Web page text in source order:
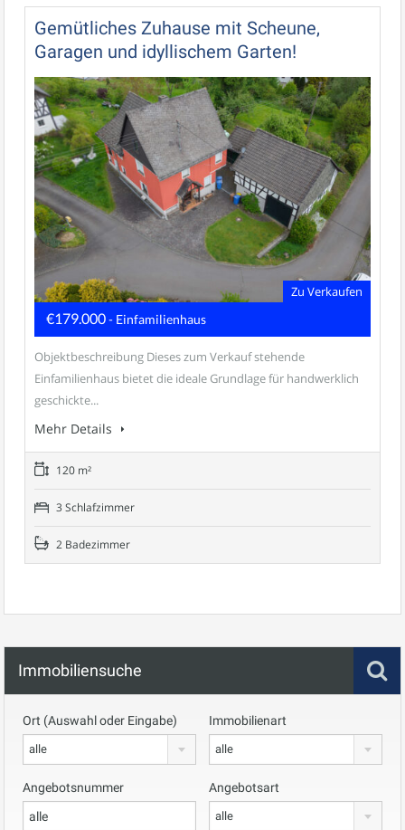
Gemütliches Zuhause mit Scheune,
Garagen und idyllischem Garten!
Zu Verkaufen
€179.000- Einfamilienhaus
Objektbeschreibung Dieses zum Verkauf stehende
Einfamilienhaus bietet die ideale Grundlage für handwerklich
geschickte...
Mehr Details
120 m²
3 Schlafzimmer
2 Badezimmer
Immobiliensuche
Ort (Auswahl oder Eingabe)
alle
Immobilienart
alle
Angebotsnummer Angebotsart
alle